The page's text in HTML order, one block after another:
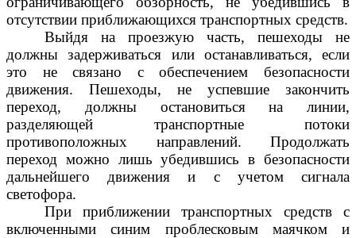
отсутствии приближающихся транспортных средств.
Выйдя на проезжую часть, пешеходы не
должны задерживаться или останавливаться, если
это не связано с обеспечением безопасности
движения. Пешеходы, не успевшие закончить
переход, должны остановиться на линии,
разделяющей транспортные потоки
противоположных направлений. Продолжать
переход можно лишь убедившись в безопасности
дальнейшего движения и с учетом сигнала
светофора.
При приближении транспортных средств с
включенными синим проблесковым маячком и